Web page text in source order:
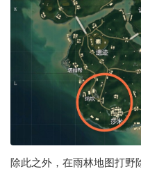
除此之外，在雨林地图打野